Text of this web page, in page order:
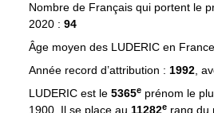
Nombre de Français qui portent le
2020 : 94
Âge moyen des LUDERICen
Année record d’attribution : 1992,
LUDERIC est le 5365eprénom le
1900. Il se place au 11282e rang du